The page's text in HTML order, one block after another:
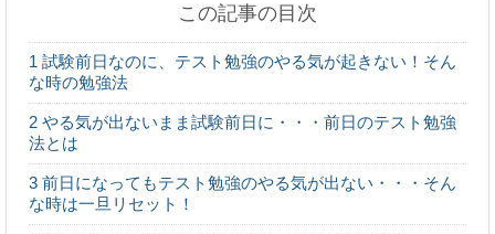
みりんはアルコール？飲酒運転で検挙される可能
人身事故の罰金の通知が来ない・・・実は地域に
よって違う！
この記事の目次
1 試験前日なのに、テスト勉強のやる気が起きない！そん
な時の勉強法
2 やる気が出ないまま試験前日に・・・前日のテスト勉強
法とは
3 前日になってもテスト勉強のやる気が出ない・・・そん
な時は一旦リセット！